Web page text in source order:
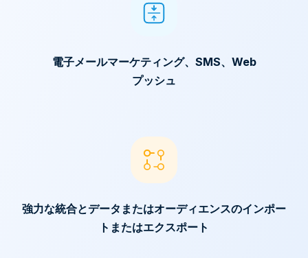
電子メールマーケティング、SMS、Web
プッシュ
強力な統合とデータまたはオーディエンスのインポー
トまたはエクスポート